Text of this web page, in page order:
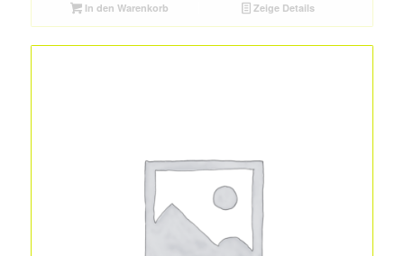
In den Warenkorb Zeige Details